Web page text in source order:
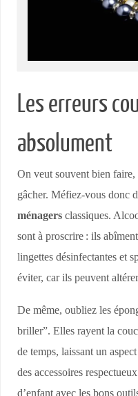
Les erreurs
absolument
On veut souvent bien
gâcher. Méfiez-vous donc
ménagers classiques.
sont à proscrire : ils
lingettes désinfectantes et
éviter, car ils peuvent
De même, oubliez les
briller”. Elles rayent la
de temps, laissant un
des accessoires
d’enfant avec les bons